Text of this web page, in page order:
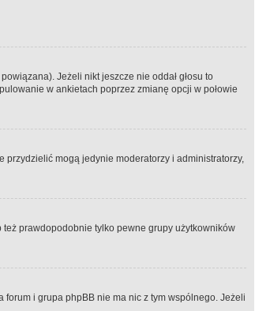
Jeżeli nikt jeszcze nie oddał głosu to
w ankietach poprzez zmianę opcji w połowie
mogą jedynie moderatorzy i administratorzy,
prawdopodobnie tylko pewne grupy użytkowników
i grupa phpBB nie ma nic z tym wspólnego. Jeżeli